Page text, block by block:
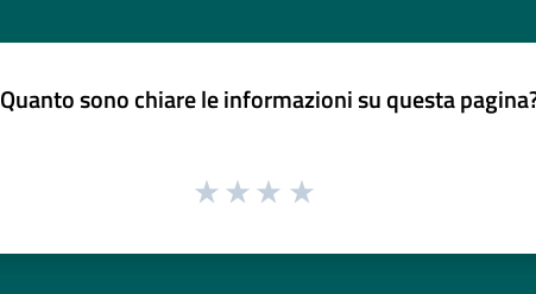
Quanto sono chiare le informazioni su questa